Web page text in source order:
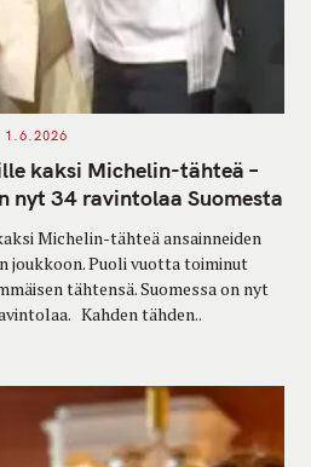
1.6.2026
kaksi Michelin-tähteä –
nyt 34 ravintolaa Suomesta
Michelin-tähteä ansainneiden
joukkoon. Puoli vuotta toiminut
tähtensä. Suomessa on nyt
Kahden tähden..